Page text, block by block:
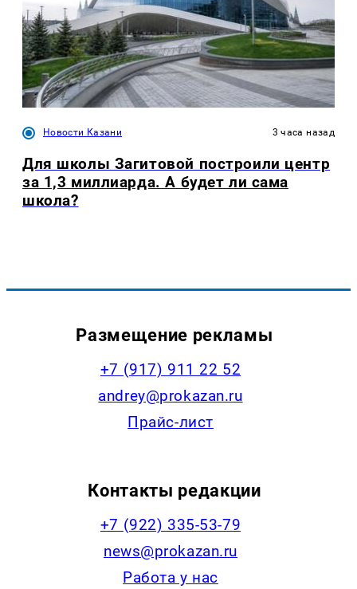
Новости Казани 3 часа назад
Для школы Загитовой построили центр
за 1,3 миллиарда. А будет ли сама
школа?
Размещение рекламы
+7 (917) 911 22 52
andrey@prokazan.ru
Прайс-лист
Контакты редакции
+7 (922) 335-53-79
news@prokazan.ru
Работа у нас